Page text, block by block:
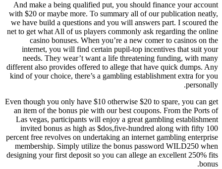
And make a being qualified put, you should finance your account
with $20 or maybe more. To summary all of our publication neatly,
we have build a questions and you will answers part. I scoured the
net to get what All of us players commonly ask regarding the online
casino bonuses. When you’re a new comer to casinos on the
internet, you will find certain pupil-top incentives that suit your
needs. They wear’t want a life threatening funding, with many
different also provides offered to allege that have quick dumps. Any
kind of your choice, there’s a gambling establishment extra for you
personally.
Even though you only have $10 otherwise $20 to spare, you can get
an item of the bonus pie with our best coupons. From the Ports of
Las vegas, participants will enjoy a great gambling establishment
invited bonus as high as $dos,five-hundred along with fifty 100
percent free revolves on undertaking an internet gambling enterprise
membership. Simply utilize the bonus password WILD250 when
designing your first deposit so you can allege an excellent 250% fits
bonus.